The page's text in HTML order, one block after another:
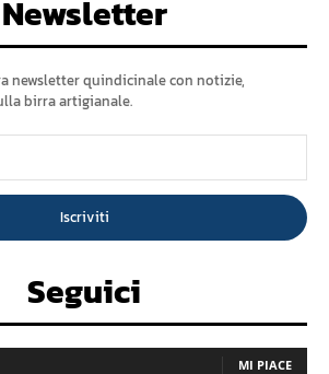
Newsletter
newsletter quindicinale con notizie,
birra artigianale.
Iscriviti
Seguici
MI PIACE